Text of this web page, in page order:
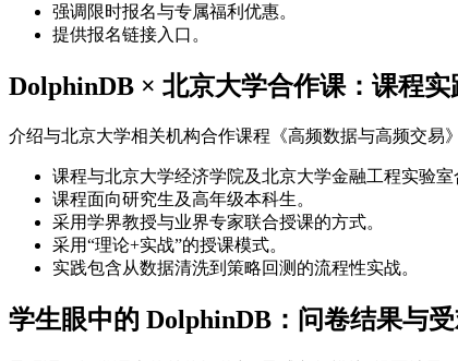
强调限时报名与专属福利优惠。
提供报名链接入口。
DolphinDB × 北京大学合作课：课程
介绍与北京大学相关机构合作课程《高频数据与高频交易
课程与北京大学经济学院及北京大学金融工程实验室
课程面向研究生及高年级本科生。
采用学界教授与业界专家联合授课的方式。
采用“理论+实战”的授课模式。
实践包含从数据清洗到策略回测的流程性实战。
学生眼中的 DolphinDB：问卷结果与